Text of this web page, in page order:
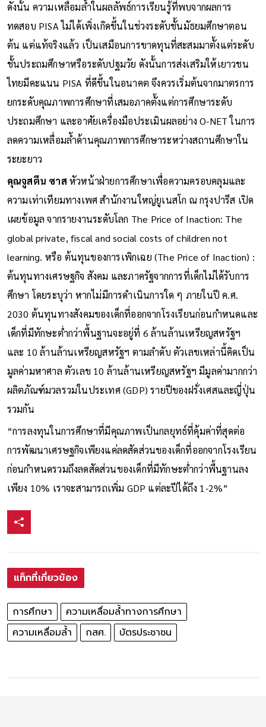
ดังนั้น ความเหลื่อมล้ำในผลลัพธ์การเรียนรู้ที่พบจากผลการ
ทดสอบ PISA ไม่ได้เพิ่งเกิดขึ้นในช่วงระดับชั้นมัธยมศึกษาตอน
ต้น แต่แท้จริงแล้ว เป็นเสมือนการขาดทุนที่สะสมมาตั้งแต่ระดับ
ชั้นประถมศึกษาหรือระดับปฐมวัย ดังนั้นการส่งเสริมให้เยาวชน
ไทยมีคะแนน PISA ที่ดีขึ้นในอนาคต จึงควรเริ่มต้นจากมาตรการ
ยกระดับคุณภาพการศึกษาที่เสมอภาคตั้งแต่การศึกษาระดับ
ประถมศึกษา และอาศัยเครื่องมือประเมินผลอย่าง O-NET ในการ
ลดความเหลื่อมล้ำด้านคุณภาพการศึกษาระหว่างสถานศึกษาใน
ระยะยาว
คุณจูสตีน ซาสหัวหน้าฝ่ายการศึกษาเพื่อความครอบคลุมและ
ความเท่าเทียมทางเพศ สำนักงานใหญ่ยูเนสโก ณ กรุงปารีส เปิด
เผยข้อมูล จากรายงานระดับโลก The Price of Inaction: The
global private, fiscal and social costs of children not
learning. หรือ ต้นทุนของการเพิกเฉย (The Price of Inaction) :
ต้นทุนทางเศรษฐกิจ สังคม และภาครัฐจากการที่เด็กไม่ได้รับการ
ศึกษา โดยระบุว่า หากไม่มีการดำเนินการใด ๆ ภายในปี ค.ศ.
2030 ต้นทุนทางสังคมของเด็กที่ออกจากโรงเรียนก่อนกำหนดและ
เด็กที่มีทักษะต่ำกว่าพื้นฐานจะอยู่ที่ 6 ล้านล้านเหรียญสหรัฐฯ
และ 10 ล้านล้านเหรียญสหรัฐฯ ตามลำดับ ตัวเลขเหล่านี้คิดเป็น
มูลค่ามหาศาล ตัวเลข 10 ล้านล้านเหรียญสหรัฐฯ มีมูลค่ามากกว่า
ผลิตภัณฑ์มวลรวมในประเทศ (GDP) รายปีของฝรั่งเศสและญี่ปุ่น
รวมกัน
“การลงทุนในการศึกษาที่มีคุณภาพเป็นกลยุทธ์ที่คุ้มค่าที่สุดต่อ
การพัฒนาเศรษฐกิจเพียงแค่ลดสัดส่วนของเด็กที่ออกจากโรงเรียน
ก่อนกำหนดรวมถึงลดสัดส่วนของเด็กที่มีทักษะต่ำกว่าพื้นฐานลง
เพียง 10% เราจะสามารถเพิ่ม GDP แต่ละปีได้ถึง 1-2%”
แท็กที่เกี่ยวข้อง
การศึกษา
ความเหลื่อมล้ำทางการศึกษา
ความเหลื่อมล้ำ
กสศ. บัตรประชาชน